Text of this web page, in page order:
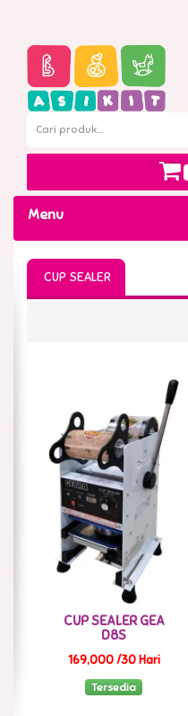
Menu
CUP SEALER
CUP SEALER GEA
D8S
169,000 /30 Hari
Tersedia